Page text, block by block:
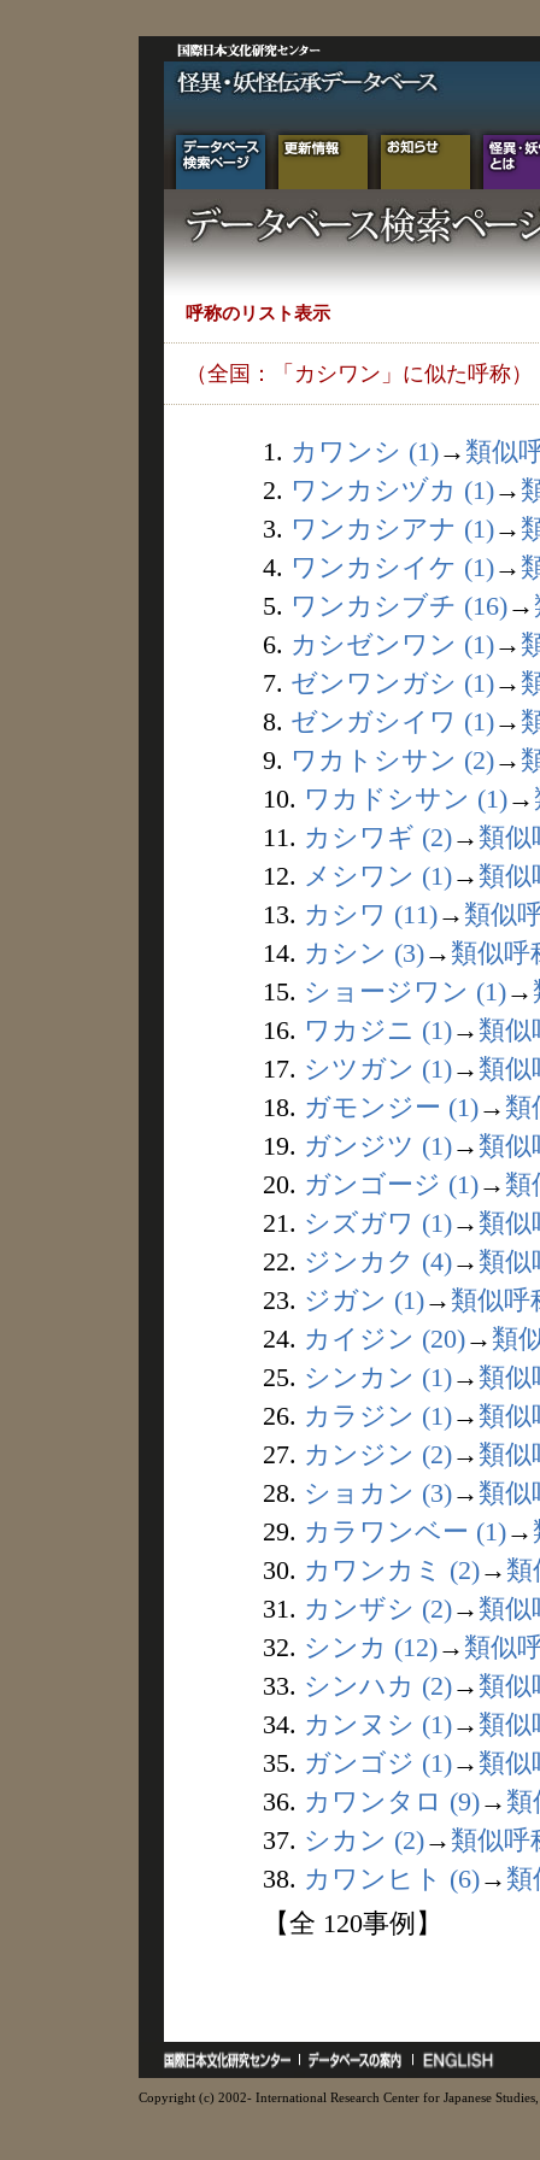
呼称のリスト表示
（全国：「カシワン」に似た呼称）
1. カワンシ (1)→ 類似
2. ワンカシヅカ (1)→
3. ワンカシアナ (1)→
4. ワンカシイケ (1)→
5. ワンカシブチ (16)→
6. カシゼンワン (1)→
7. ゼンワンガシ (1)→
8. ゼンガシイワ (1)→
9. ワカトシサン (2)→
10. ワカドシサン (1)→
11. カシワギ (2)→ 類似
12. メシワン (1)→ 類似
13. カシワ (11)→ 類似
14. カシン (3)→ 類似呼
15. ショージワン (1)→
16. ワカジニ (1)→ 類似
17. シツガン (1)→ 類似
18. ガモンジー (1)→ 類
19. ガンジツ (1)→ 類似
20. ガンゴージ (1)→ 類
21. シズガワ (1)→ 類似
22. ジンカク (4)→ 類似
23. ジガン (1)→ 類似呼
24. カイジン (20)→ 類
25. シンカン (1)→ 類似
26. カラジン (1)→ 類似
27. カンジン (2)→ 類似
28. ショカン (3)→ 類似
29. カラワンベー (1)→
30. カワンカミ (2)→ 類
31. カンザシ (2)→ 類似
32. シンカ (12)→ 類似
33. シンハカ (2)→ 類似
34. カンヌシ (1)→ 類似
35. ガンゴジ (1)→ 類似
36. カワンタロ (9)→ 類
37. シカン (2)→ 類似呼
38. カワンヒト (6)→ 類
【全 120事例】
Copyright (c) 2002- International Research Center for Japanese